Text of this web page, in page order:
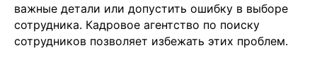
важные детали или допустить ошибку в выборе
сотрудника. Кадровое агентство по поиску
сотрудников позволяет избежать этих проблем.